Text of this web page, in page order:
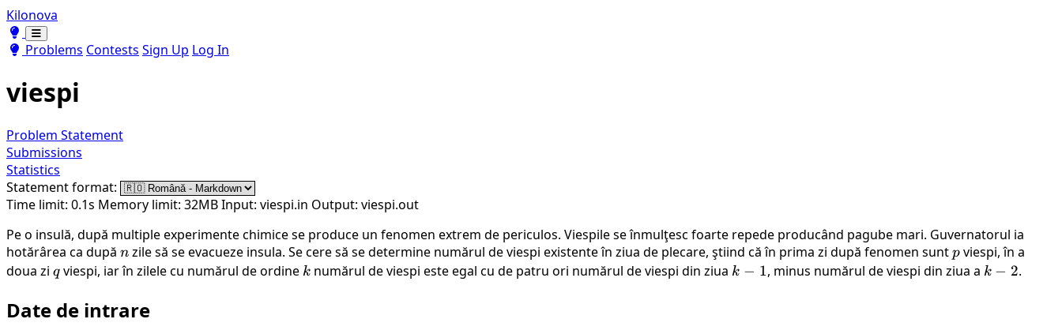
Kilonova
Toggle theme
Toggle theme
Problems Contests Sign Up Log In
viespi
Problem Statement
Submissions
Statistics
Statement format:
Time limit: 0.1s Memory limit: 32MBInput: viespi.in Output: viespi.out
Pe o insulă, după multiple experimente chimice se produce un fenomen extrem de periculos. Viespile se înmulţesc foarte repede producând pagube mari. Guvernatorul ia
hotărârea ca după n
n zile să se evacueze insula. Se cere să se determine numărul de viespi existente în ziua de plecare, ştiind că în prima zi după fenomen suntp
p viespi, în a
doua zi q
qviespi, iar în zilele cu numărul de ordine k
k numărul de viespi este egal cu de patru ori numărul de viespi din ziua k-
k − 1, minus numărul de viespi din ziua a k-
k − 2.
Date de intrare